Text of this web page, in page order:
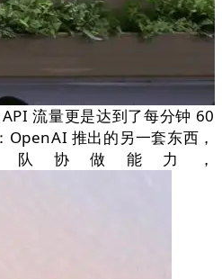
流量更是达到了每分钟 60
OpenAI 推出的另一套东西，
协做能力，